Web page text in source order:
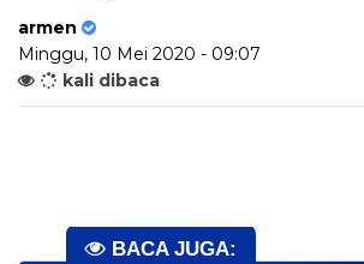
armen
Minggu, 10 Mei 2020 - 09:07
kali dibaca
BACA JUGA: